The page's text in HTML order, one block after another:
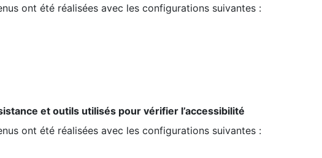
ont été réalisées avec les configurations suivantes :
et outils utilisés pour vérifier l’accessibilité
ont été réalisées avec les configurations suivantes :